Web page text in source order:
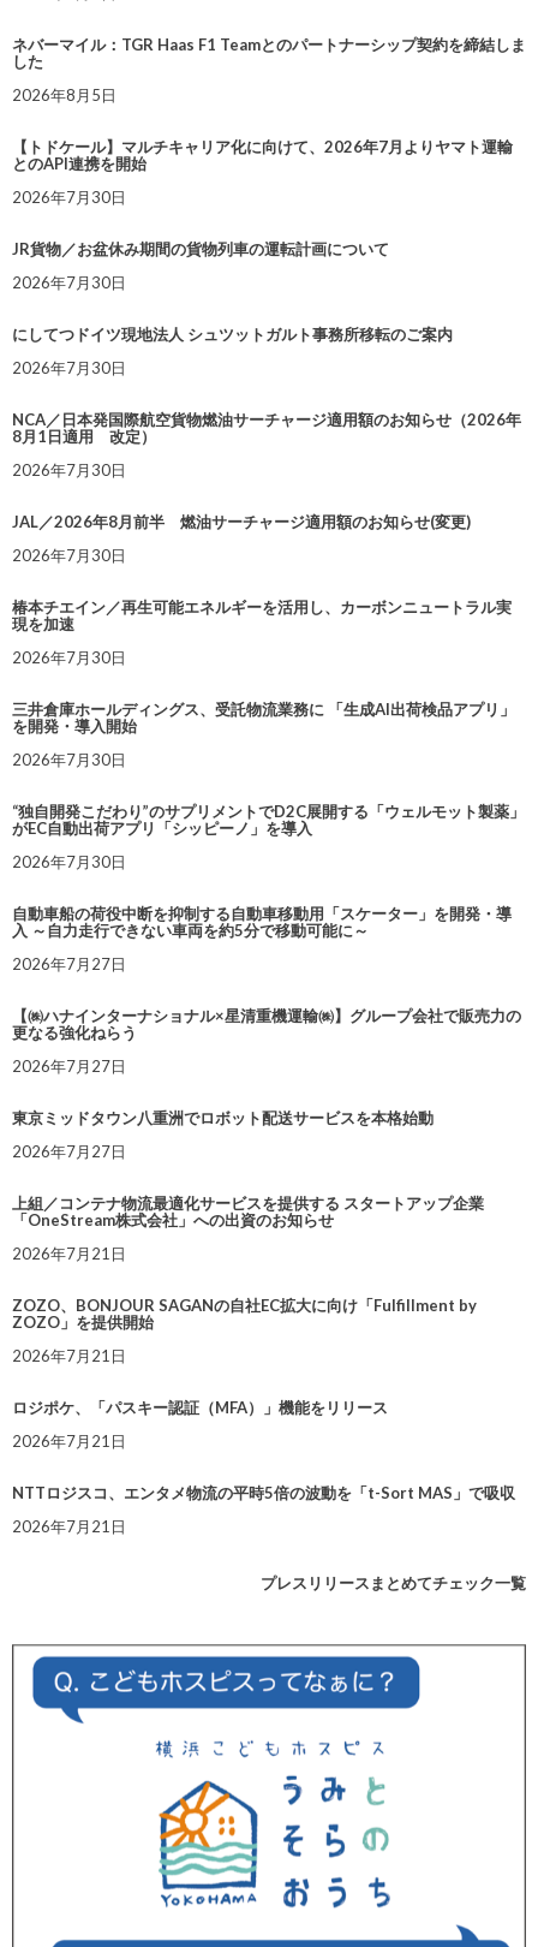
ネバーマイル：TGR Haas F1 Teamとのパートナーシップ契約を締結しま
した
2026年8月5日
【トドケール】マルチキャリア化に向けて、2026年7月よりヤマト運輸
とのAPI連携を開始
2026年7月30日
JR貨物／お盆休み期間の貨物列車の運転計画について
2026年7月30日
にしてつドイツ現地法人 シュツットガルト事務所移転のご案内
2026年7月30日
NCA／日本発国際航空貨物燃油サーチャージ適用額のお知らせ（2026年
8月1日適用 改定）
2026年7月30日
JAL／2026年8月前半 燃油サーチャージ適用額のお知らせ(変更)
2026年7月30日
椿本チエイン／再生可能エネルギーを活用し、カーボンニュートラル実
現を加速
2026年7月30日
三井倉庫ホールディングス、受託物流業務に 「生成AI出荷検品アプリ」
を開発・導入開始
2026年7月30日
“独自開発こだわり”のサプリメントでD2C展開する「ウェルモット製薬」
がEC自動出荷アプリ「シッピーノ」を導入
2026年7月30日
自動車船の荷役中断を抑制する自動車移動用「スケーター」を開発・導
入 ～自力走行できない車両を約5分で移動可能に～
2026年7月27日
【㈱ハナインターナショナル×星清重機運輸㈱】グループ会社で販売力の
更なる強化ねらう
2026年7月27日
東京ミッドタウン八重洲でロボット配送サービスを本格始動
2026年7月27日
上組／コンテナ物流最適化サービスを提供する スタートアップ企業
「OneStream株式会社」への出資のお知らせ
2026年7月21日
ZOZO、BONJOUR SAGANの自社EC拡大に向け「Fulfillment by
ZOZO」を提供開始
2026年7月21日
ロジポケ、「パスキー認証（MFA）」機能をリリース
2026年7月21日
NTTロジスコ、エンタメ物流の平時5倍の波動を「t-Sort MAS」で吸収
2026年7月21日
プレスリリースまとめてチェック一覧